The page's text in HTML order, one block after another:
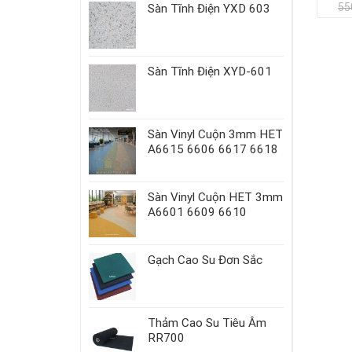
Sàn Tĩnh Điện YXD 603
Sàn Tĩnh Điện XYD-601
Sàn Vinyl Cuộn 3mm HET
A6615 6606 6617 6618
Sàn Vinyl Cuộn HET 3mm
A6601 6609 6610
Gạch Cao Su Đơn Sắc
Thảm Cao Su Tiêu Âm
RR700